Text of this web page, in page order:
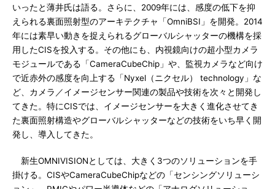
いったと薄井氏は語る。さらに、2009年には、感度の低下を抑
えられる裏面照射型のアーキテクチャ「OmniBSI」を開発。2014
年には素早い動きを捉えられるグローバルシャッターの機構を採
用したCISを投入する。その他にも、内視鏡向けの超小型カメラ
モジュールである「CameraCubeChip」や、監視カメラなど向け
で近赤外の感度を向上する「Nyxel（ニクセル） technology」な
ど、カメラ／イメージセンサー関連の製品や技術を次々と開発し
てきた。特にCISでは、イメージセンサーを大きく進化させてき
た裏面照射構造やグローバルシャッターなどの技術をいち早く開
発し、導入してきた。
新生OMNIVISIONとしては、大きく3つのソリューションを手
掛ける。CISやCameraCubeChipなどの「センシングソリューシ